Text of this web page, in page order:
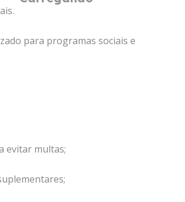
para programas sociais e
evitar multas;